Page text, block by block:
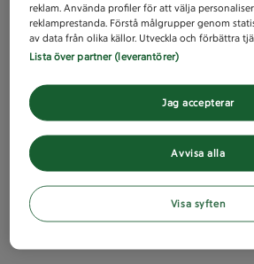
reklam. Använda profiler för att välja
reklamprestanda. Förstå målgrupper genom
av data från olika källor. Utveckla och förbättra
Lista över partner (leverantörer)
Avvisa alla
Jag accepterar
Visa syften